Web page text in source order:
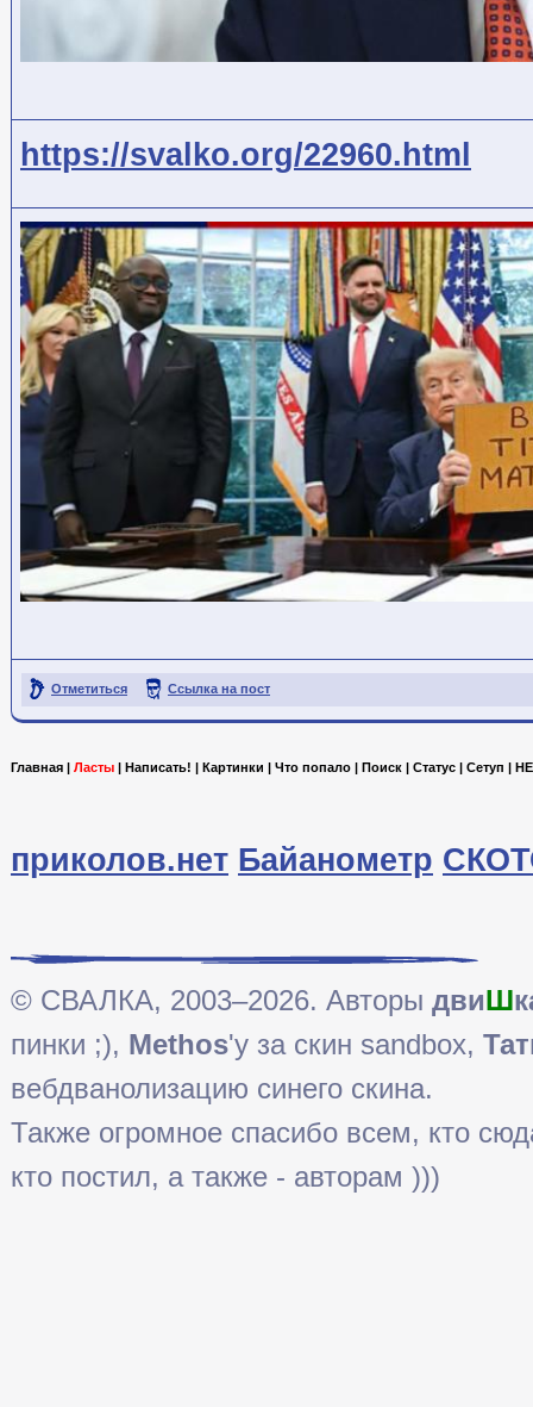
https://svalko.org/22960.html
Отметиться Ссылка на пост
Главная | Ласты | Написать! | Картинки | Что попало | Поиск | Статус | Сетуп |
приколов.нет Байанометр
© СВАЛКА, 2003–2026. Авторы двиШ
пинки ;), Methos'у за скин sandbox,
вебдванолизацию синего скина.
Также огромное спасибо всем, кто
кто постил, а также - авторам )))